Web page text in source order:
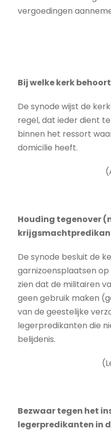
vergoedingen
Bij welke kerk
De synode wijst de
regel, dat ieder dient
binnen het ressort
domicilie heeft.
Houding tegenover
De synode besluit de
garnizoensplaatsen
zien dat de militairen
geen gebruik maken
van de geestelijke
legerpredikanten die
belijdenis.
Bezwaar tegen het
legerpredikanten in